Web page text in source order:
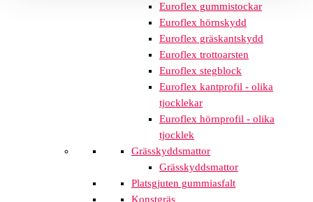
Euroflex gummistockar
Euroflex hörnskydd
Euroflex gräskantskydd
Euroflex trottoarsten
Euroflex stegblock
Euroflex kantprofil - olika
tjocklekar
Euroflex hörnprofil - olika
tjocklek
Grässkyddsmattor
Grässkyddsmattor
Platsgjuten gummiasfalt
Konstgräs